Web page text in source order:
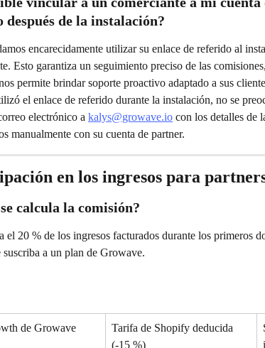
después de la instalación?
encarecidamente utilizar su enlace de referido al
Esto garantiza un seguimiento preciso de las
permite brindar soporte proactivo adaptado a sus
el enlace de referido durante la instalación, no se
electrónico a kalys@growave.io con los detalles de
manualmente con su cuenta de partner.
en los ingresos para
calcula la comisión?
el 20 % de los ingresos facturados durante los primeros
suscriba a un plan de Growave.
de Growave
Tarifa de Shopify deducida
(-15 %)